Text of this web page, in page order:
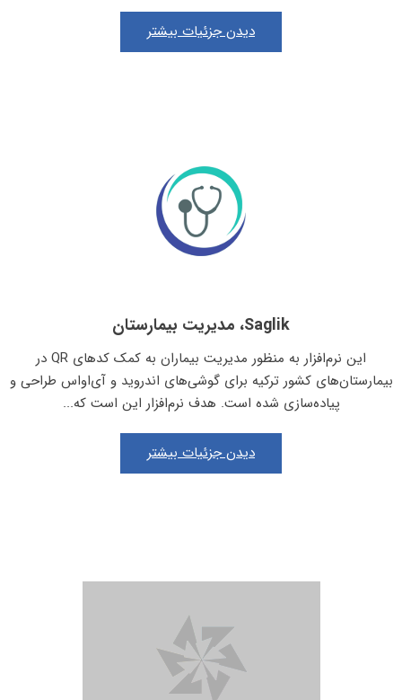
دیدن جزئیات بیشتر
Saglik، مدیریت بیمارستان
این نرم‌افزار به منظور مدیریت بیماران به کمک کدهای QR در
بیمارستان‌های کشور ترکیه برای گوشی‌های اندروید و آی‌او‌اس طراحی و
پیاده‌سازی شده است. هدف نرم‌افزار این است که...
دیدن جزئیات بیشتر